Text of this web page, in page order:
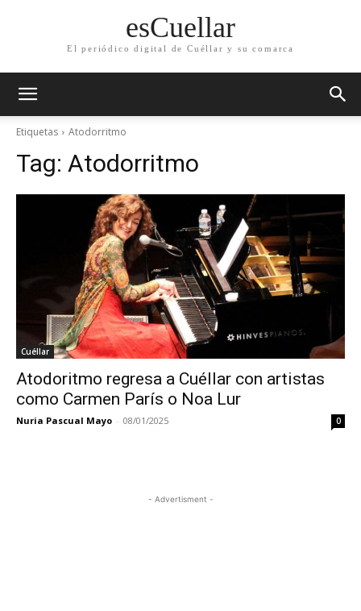
esCuellar
El periódico digital de Cuéllar y su comarca
Etiquetas Atodorritmo
Tag: Atodorritmo
Cuéllar
Atodoritmo regresa a Cuéllar con artistas
como Carmen París o Noa Lur
Nuria Pascual Mayo - 08/01/2025 0
- Advertisment -